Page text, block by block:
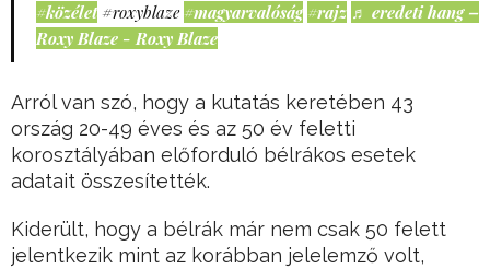
#közélet #roxyblaze #magyarvalóság #rajz ♬ eredeti hang –
Roxy Blaze - Roxy Blaze
Arról van szó, hogy a kutatás keretében 43
ország 20-49 éves és az 50 év feletti
korosztályában előforduló bélrákos esetek
adatait összesítették.
Kiderült, hogy a bélrák már nem csak 50 felett
jelentkezik mint az korábban jelelemző volt,